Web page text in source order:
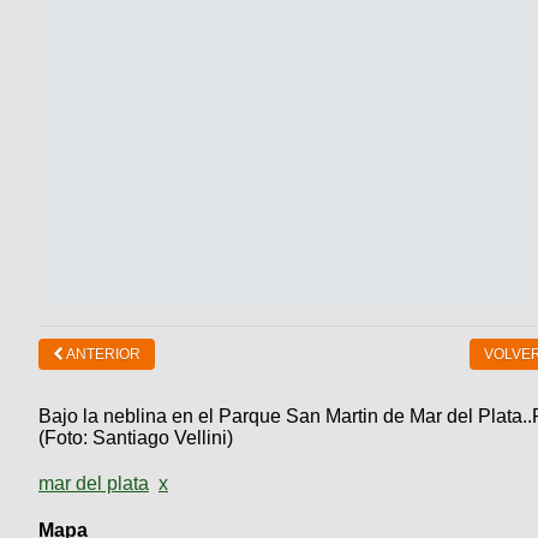
ANTERIOR
Bajo la neblina en el Parque San Martin de Mar del
(Foto: Santiago Vellini)
mar del plata x
Mapa